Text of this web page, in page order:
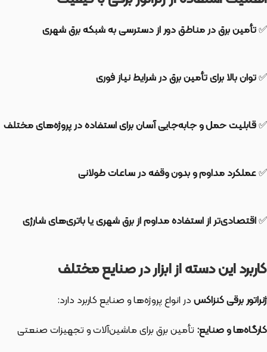
✅تأمین برق در مناطق دور از دسترسی به شبکه برق شهری
✅توان بالا برای تأمین برق در شرایط نیاز فوری
✅قابلیت حمل و جابه‌جایی آسان برای استفاده در پروژه‌های مختلف
✅عملکرد مداوم و بدون وقفه در ساعات طولانی
✅اقتصادی‌تر از استفاده مداوم از برق شهری یا باتری‌های شارژی
کاربرد این دسته از ابزار در صنایع مختلف
ژنراتور برقی کنزاکسدر انواع پروژه‌ها و صنایع کاربرد دارد:
کارگاه‌ها و صنایع: تأمین برق برای ماشین‌آلات و تجهیزات صنعتی